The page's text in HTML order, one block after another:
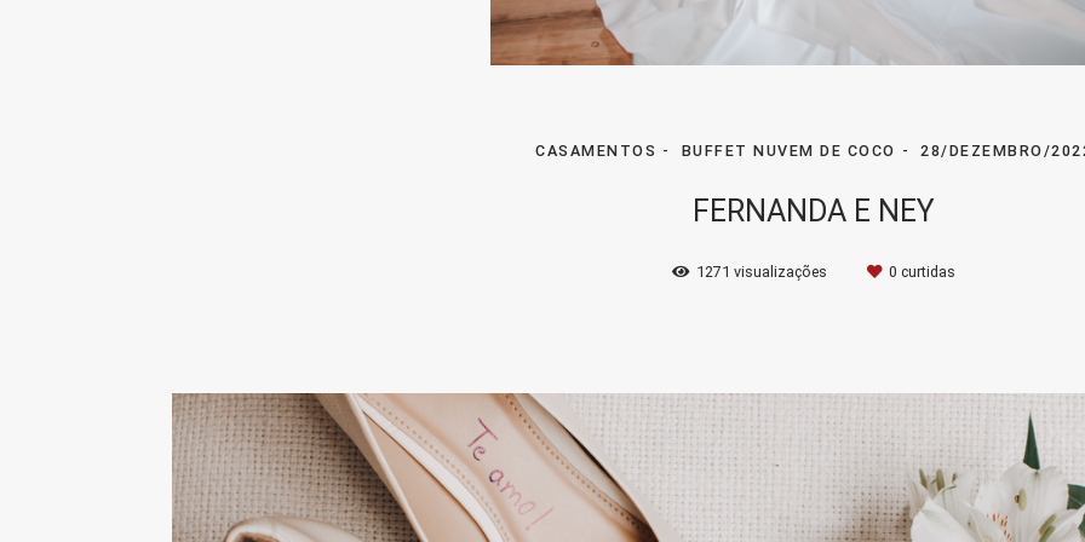
CASAMENTOS BUFFET NUVEM DE COCO 28/DEZEMBRO/
FERNANDA E NEY
1271 visualizações 0 curtidas